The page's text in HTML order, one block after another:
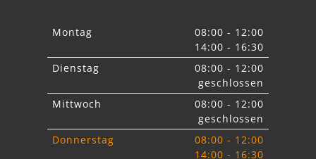
Montag
08:00 - 12:00
14:00 - 16:30
Dienstag
08:00 - 12:00
geschlossen
Mittwoch
08:00 - 12:00
geschlossen
Donnerstag
08:00 - 12:00
14:00 - 16:30